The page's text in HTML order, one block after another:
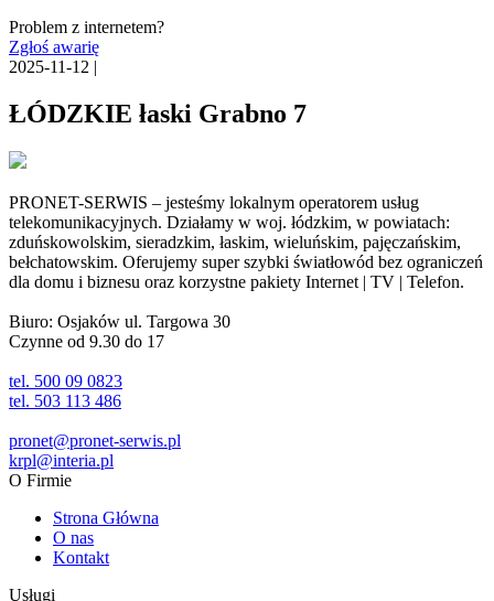
Problem z internetem?
Zgłoś awarię
2025-11-12 |
ŁÓDZKIE łaski Grabno 7
PRONET-SERWIS – jesteśmy lokalnym operatorem usług
telekomunikacyjnych. Działamy w woj. łódzkim, w powiatach:
zduńskowolskim, sieradzkim, łaskim, wieluńskim, pajęczańskim,
bełchatowskim. Oferujemy super szybki światłowód bez ograniczeń
dla domu i biznesu oraz korzystne pakiety Internet | TV | Telefon.
Biuro: Osjaków ul. Targowa 30
Czynne od 9.30 do 17
tel. 500 09 0823
tel. 503 113 486
pronet@pronet-serwis.pl
krpl@interia.pl
O Firmie
Strona Główna
O nas
Kontakt
Usługi